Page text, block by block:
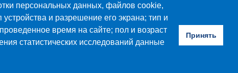
В.А. Петрова». Все права защищены.
персональных данных, файлов cookie,
и разрешение его экрана; тип и
время на сайте; пол и возраст
статистических исследований данные
Принять